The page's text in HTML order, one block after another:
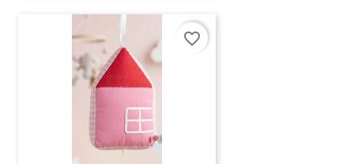
favorite_border